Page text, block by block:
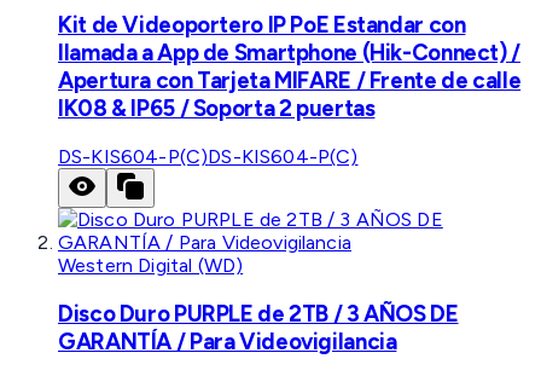
Kit de Videoportero IP PoE Estandar con
llamada a App de Smartphone (Hik-Connect) /
Apertura con Tarjeta MIFARE / Frente de calle
IK08 & IP65 / Soporta 2 puertas
DS-KIS604-P(C)DS-KIS604-P(C)
Western Digital (WD)
Disco Duro PURPLE de 2TB / 3 AÑOS DE
GARANTÍA / Para Videovigilancia